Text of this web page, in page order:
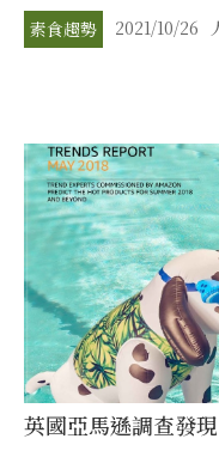
素食趨勢 2021/10/26
英國亞馬遜調查發